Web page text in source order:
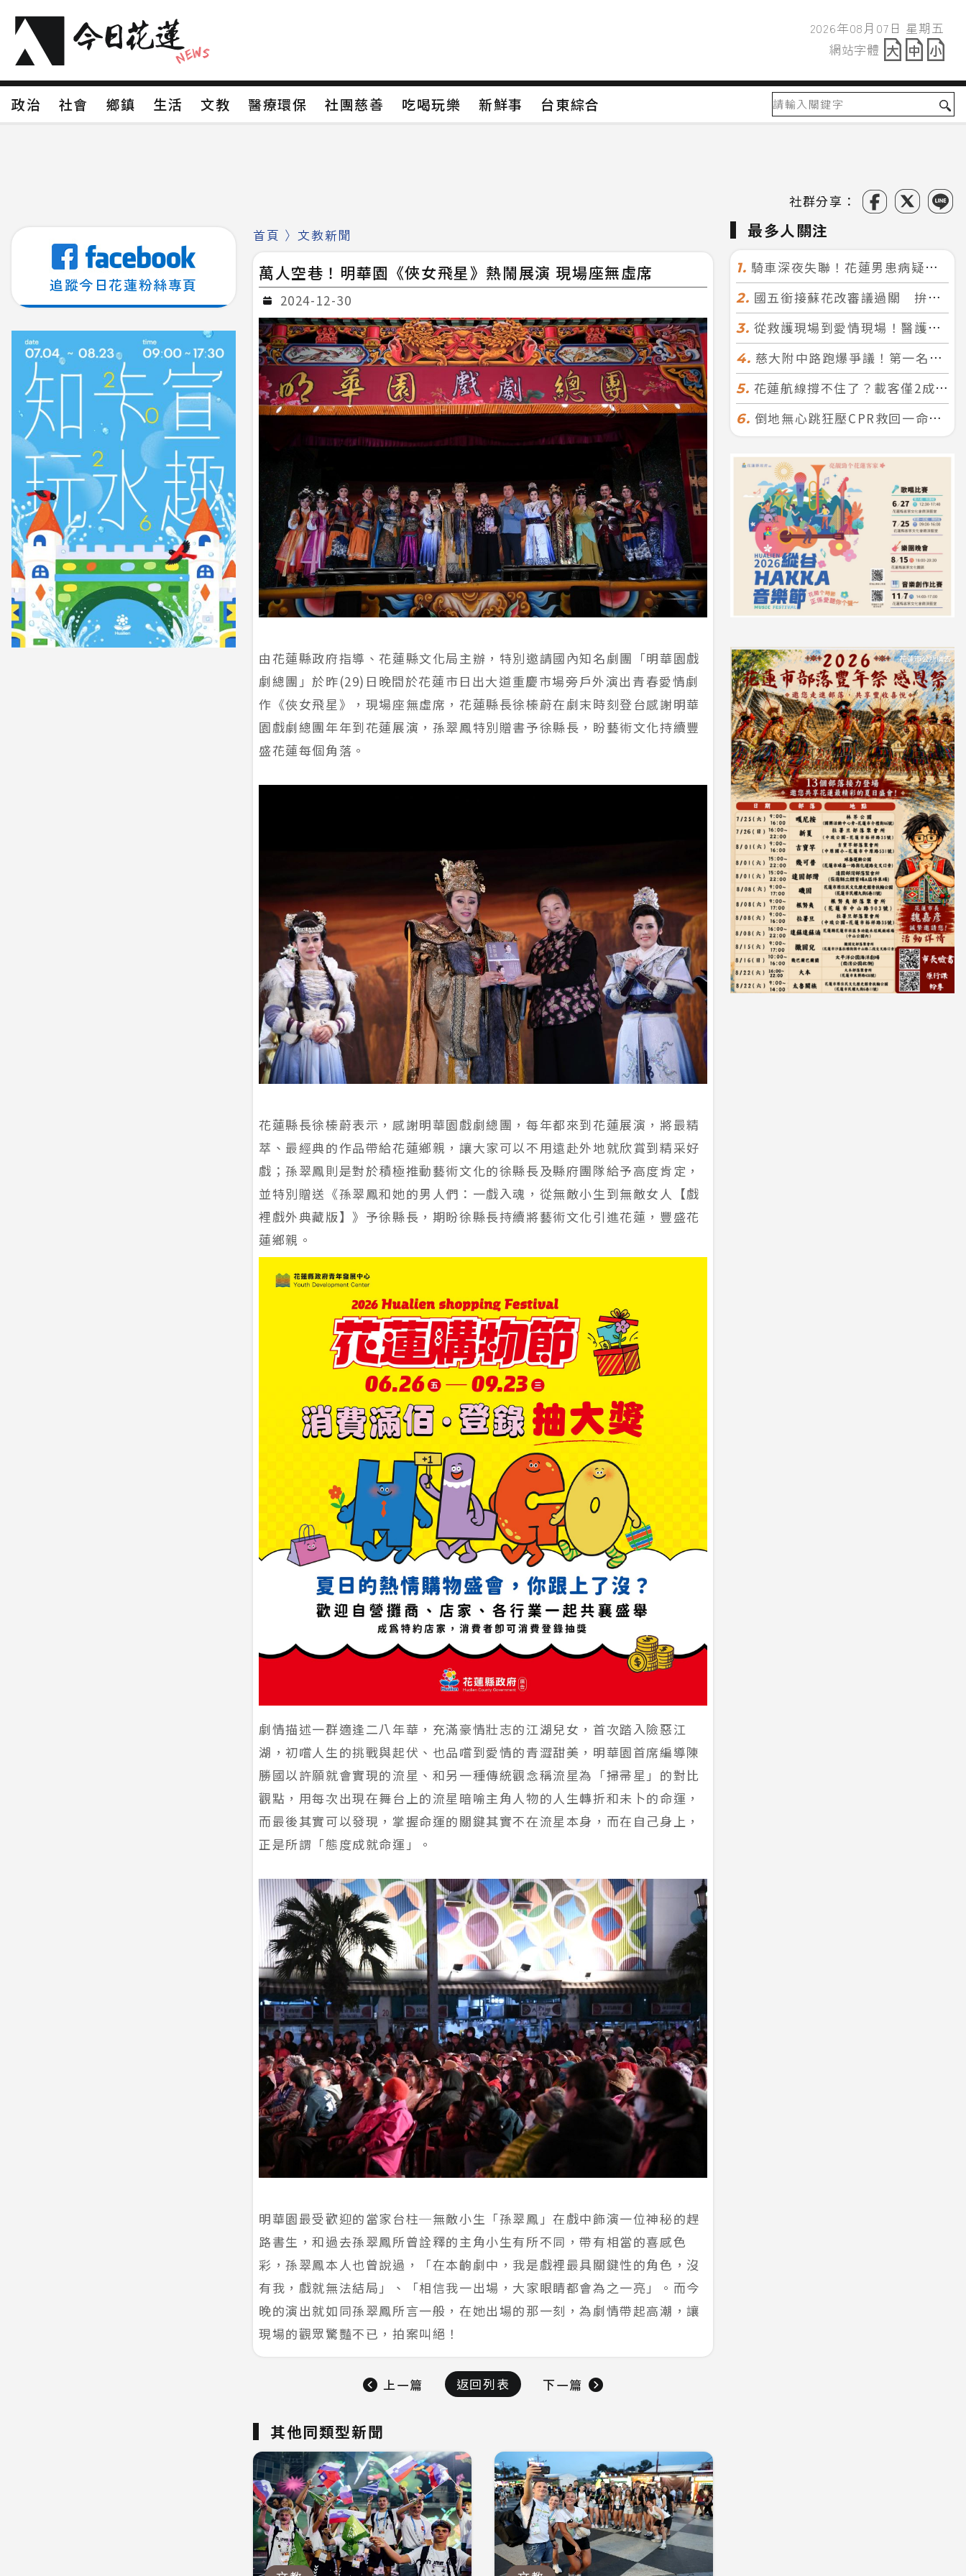
2026年08月07日
網站字體
政治 社會 鄉鎮 生活 文教 醫療環保 社團慈善 吃喝玩樂 新鮮事
台東綜合
社群分享：
追蹤今日花蓮粉絲專頁
首頁 〉 文教新聞
萬人空巷！明華園《俠女飛星》熱鬧展演 現場座無虛席
2024-12-30
由花蓮縣政府指導、花蓮縣文化局主辦，特別邀請國內知名劇團「明華園戲
劇總團」於昨(29)日晚間於花蓮市日出大道重慶市場旁戶外演出青春愛情劇
作《俠女飛星》，現場座無虛席，花蓮縣長徐榛蔚在劇末時刻登台感謝明華
園戲劇總團年年到花蓮展演，孫翠鳳特別贈書予徐縣長，盼藝術文化持續豐
盛花蓮每個角落。
花蓮縣長徐榛蔚表示，感謝明華園戲劇總團，每年都來到花蓮展演，將最精
萃、最經典的作品帶給花蓮鄉親，讓大家可以不用遠赴外地就欣賞到精采好
戲；孫翠鳳則是對於積極推動藝術文化的徐縣長及縣府團隊給予高度肯定，
並特別贈送《孫翠鳳和她的男人們：一戲入魂，從無敵小生到無敵女人【戲
裡戲外典藏版】》予徐縣長，期盼徐縣長持續將藝術文化引進花蓮，豐盛花
蓮鄉親。
劇情描述一群適逢二八年華，充滿豪情壯志的江湖兒女，首次踏入險惡江
湖，初嚐人生的挑戰與起伏、也品嚐到愛情的青澀甜美，明華園首席編導陳
勝國以許願就會實現的流星、和另一種傳統觀念稱流星為「掃帚星」的對比
觀點，用每次出現在舞台上的流星暗喻主角人物的人生轉折和未卜的命運，
而最後其實可以發現，掌握命運的關鍵其實不在流星本身，而在自己身上，
正是所謂「態度成就命運」。
明華園最受歡迎的當家台柱─無敵小生「孫翠鳳」在戲中飾演一位神秘的趕
路書生，和過去孫翠鳳所曾詮釋的主角小生有所不同，帶有相當的喜感色
彩，孫翠鳳本人也曾說過，「在本齣劇中，我是戲裡最具關鍵性的角色，沒
有我，戲就無法結局」、「相信我一出場，大家眼睛都會為之一亮」。而今
晚的演出就如同孫翠鳳所言一般，在她出場的那一刻，為劇情帶起高潮，讓
現場的觀眾驚豔不已，拍案叫絕！
上一篇 返回列表 下一篇
其他同類型新聞
最多人關注
1. 騎車深夜失聯！花蓮男患病疑迷途 警徒步百米急尋救回一命
2. 國五銜接蘇花改審議過關 拚明年七月前開工！台北花蓮2小時生活圈成形
3. 從救護現場到愛情現場！醫護×消防浪漫聯誼 32人配對成功5對
4. 慈大附中路跑爆爭議！第一名遭拔又改並列 家長怒：難以接受
5. 花蓮航線撐不住了？載客僅2成、年虧7000萬 華信喊：真的快飛不下去
6. 倒地無心跳狂壓CPR救回一命！警手傷撕裂仍不放手 竟救到藝人何篤霖哥哥
2026年08月07日 星期五
網站字體
政治 社會 鄉鎮 生活 文教 醫療環保 社團慈善 吃喝玩樂 新鮮事 台東綜合